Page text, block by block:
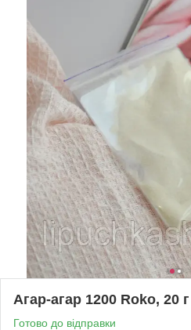
Агар-агар 1200 Roko, 20 г
Готово до відправки